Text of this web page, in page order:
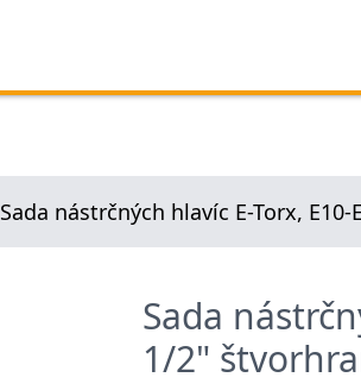
Sada nástrčných hlavíc E-Torx,
Sada
1/2"